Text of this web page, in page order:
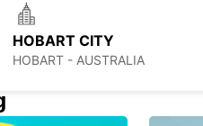
HOBART CITY
HOBART - AUSTRALIA